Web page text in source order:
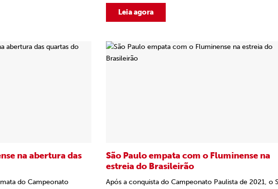
Leia agora
na abertura das
do Campeonato
São Paulo empata com o Fluminense na
estreia do Brasileirão
Após a conquista do Campeonato Paulista de 2021, o